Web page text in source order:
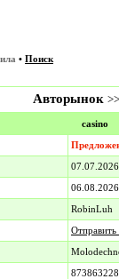
• Поиск
Авторынок >>
casino
RobinLuh
Отправить